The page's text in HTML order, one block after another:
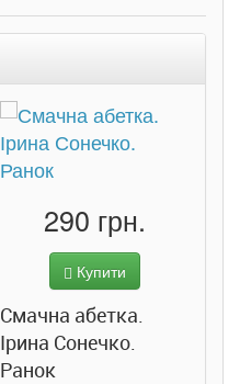
290 грн.
Купити
Смачна абетка.
Ірина Сонечко.
Ранок